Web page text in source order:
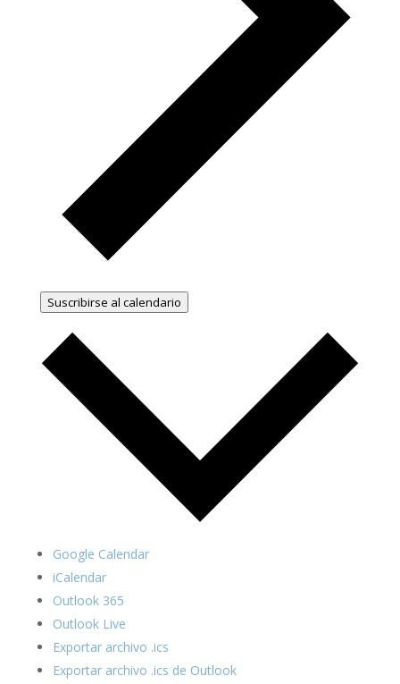
Suscribirse al calendario
Google Calendar
iCalendar
Outlook 365
Outlook Live
Exportar archivo .ics
Exportar archivo .ics de Outlook